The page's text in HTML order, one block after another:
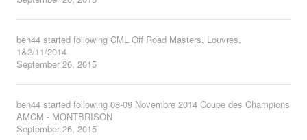
ben44 started following CML Off Road Masters, Louvres,
1&2/11/2014
September 26, 2015
ben44 started following 08-09 Novembre 2014 Coupe des Champions
AMCM - MONTBRISON
September 26, 2015